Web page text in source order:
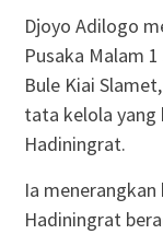
Djoyo Adilogo
Pusaka Malam
Bule Kiai
tata kelola yang
Hadiningrat.
Ia
Hadiningrat